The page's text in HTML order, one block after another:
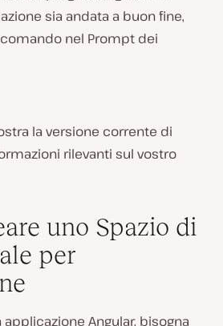
sia andata a buon fine,
nel Prompt dei
la versione corrente di
rilevanti sul vostro
uno Spazio di
per
applicazione Angular, bisogna